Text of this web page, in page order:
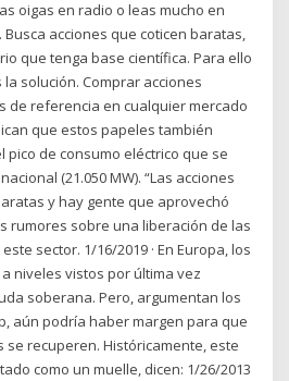
oigas en radio o leas mucho en
acciones que coticen baratas,
que tenga base científica. Para ello
solución. Comprar acciones
de referencia en cualquier mercado
que estos papeles también
de consumo eléctrico que se
(21.050 MW). “Las acciones
y hay gente que aprovechó
rumores sobre una liberación de las
sector. 1/16/2019 · En Europa, los
niveles vistos por última vez
soberana. Pero, argumentan los
aún podría haber margen para que
se recuperen. Históricamente, este
como un muelle, dicen: 1/26/2013